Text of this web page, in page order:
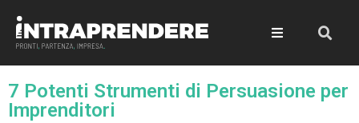
7 Potenti Strumenti di Persuasione per
Imprenditori